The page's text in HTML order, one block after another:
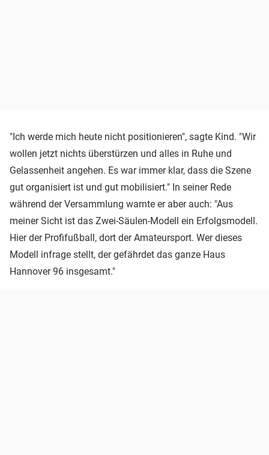
"Ich werde mich heute nicht positionieren", sagte Kind. "Wir
wollen jetzt nichts überstürzen und alles in Ruhe und
Gelassenheit angehen. Es war immer klar, dass die Szene
gut organisiert ist und gut mobilisiert." In seiner Rede
während der Versammlung warnte er aber auch: "Aus
meiner Sicht ist das Zwei-Säulen-Modell ein Erfolgsmodell.
Hier der Profifußball, dort der Amateursport. Wer dieses
Modell infrage stellt, der gefährdet das ganze Haus
Hannover 96 insgesamt."